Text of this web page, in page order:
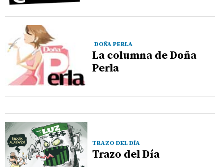
DOÑA PERLA
La columna de Doña
Perla
TRAZO DEL DÍA
Trazo del Día